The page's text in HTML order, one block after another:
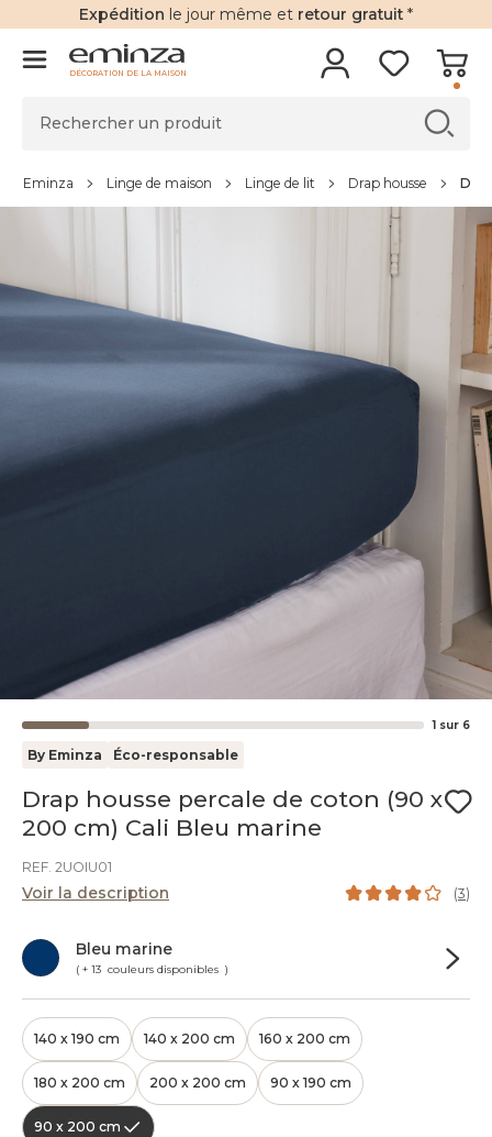
Expédition le jour même et retour gratuit *
DÉCORATION DE LA MAISON
Eminza Linge de maison Linge de lit Drap housse
1 sur 6
By Eminza Éco-responsable
Drap housse percale de coton (90 x
200 cm) Cali Bleu marine
REF. 2UOIU01
Voir la description (3)
Bleu marine
( + 13 couleurs disponibles )
140 x 190 cm 140 x 200 cm 160 x 200 cm
180 x 200 cm 200 x 200 cm 90 x 190 cm
90 x 200 cm